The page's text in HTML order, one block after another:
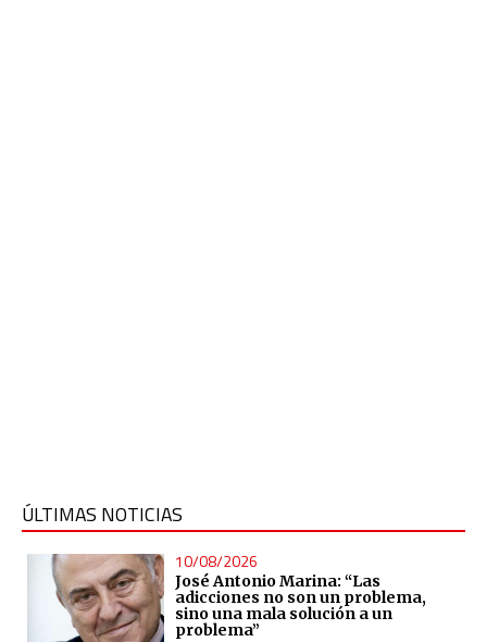
ÚLTIMAS NOTICIAS
10/08/2026
José Antonio Marina: “Las
adicciones no son un problema,
sino una mala solución a un
problema”